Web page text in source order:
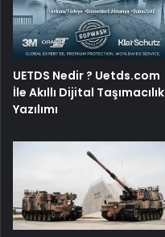
UETDS Nedir ? Uetds.com
İle Akıllı Dijital Taşımacılık
Yazılımı